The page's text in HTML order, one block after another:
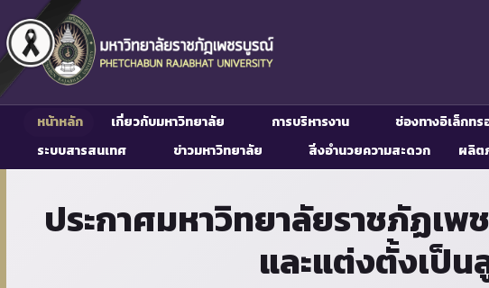
หน้าหลัก เกี่ยวกับมหาวิทยาลัย การบริหารงาน ช่องทางอิเล็กท
ระบบสารสนเทศ
ข่าวมหาวิทยาลัย สิ่งอำนวยความสะดวก ผลิต
ประกาศมหาวิทยาลัยราชภัฏเ
และแต่งตั้งเป็